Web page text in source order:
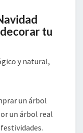
tu
y natural,
un árbol
un árbol real